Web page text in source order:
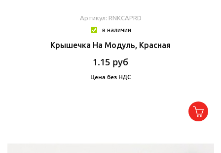
Артикул: RNKCAPRD
в наличии
Крышечка На Модуль, Красная
1.15 руб
Цена без НДС